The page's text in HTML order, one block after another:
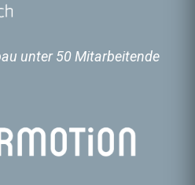
unter 50 Mitarbeitende